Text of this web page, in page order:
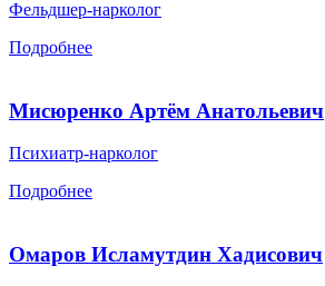
Фельдшер-нарколог
Подробнее
Мисюренко Артём Анатольевич
Психиатр-нарколог
Подробнее
Омаров Исламутдин Хадисович